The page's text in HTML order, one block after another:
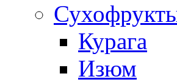
Курага
Изюм